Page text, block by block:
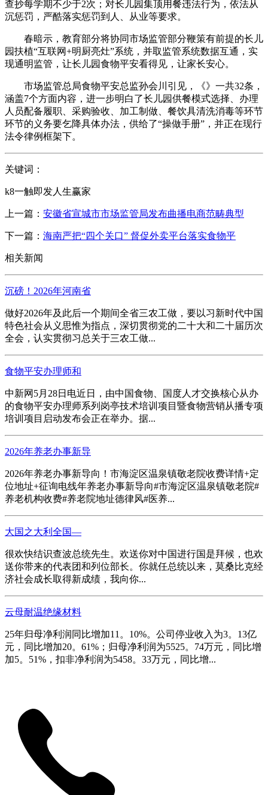
查抄每学期不少于2次；对长儿园集顶用餐违法行为，依法从
沉惩罚，严酷落实惩罚到人、从业等要求。
春暗示，教育部分将协同市场监管部分鞭策有前提的长儿
园扶植“互联网+明厨亮灶”系统，并取监管系统数据互通，实
现通明监管，让长儿园食物平安看得见，让家长安心。
市场监管总局食物平安总监孙会川引见，《》一共32条，
涵盖7个方面内容，进一步明白了长儿园供餐模式选择、办理
人员配备履职、采购验收、加工制做、餐饮具清洗消毒等环节
环节的义务要乞降具体办法，供给了“操做手册”，并正在现行
法令律例框架下。
关键词：
k8一触即发人生赢家
上一篇： 安徽省宣城市市场监管局发布曲播电商范畴典型
下一篇： 海南严把“四个关口” 督促外卖平台落实食物平
相关新闻
沉磅！2026年河南省
做好2026年及此后一个期间全省三农工做，要以习新时代中国
特色社会从义思惟为指点，深切贯彻党的二十大和二十届历次
全会，认实贯彻习总关于三农工做...
食物平安办理师和
中新网5月28日电近日，由中国食物、国度人才交换核心从办
的食物平安办理师系列岗亭技术培训项目暨食物营销从播专项
培训项目启动发布会正在举办。据...
2026年养老办事新导
2026年养老办事新导向！市海淀区温泉镇敬老院收费详情+定
位地址+征询电线年养老办事新导向#市海淀区温泉镇敬老院#
养老机构收费#养老院地址德律风#医养...
大国之大利全国—
很欢快结识查波总统先生。欢送你对中国进行国是拜候，也欢
送你带来的代表团和列位部长。你就任总统以来，莫桑比克经
济社会成长取得新成绩，我向你...
云母耐温绝缘材料
25年归母净利润同比增加11。10%。公司停业收入为3。13亿
元，同比增加20。61%；归母净利润为5525。74万元，同比增
加5。51%，扣非净利润为5458。33万元，同比增...